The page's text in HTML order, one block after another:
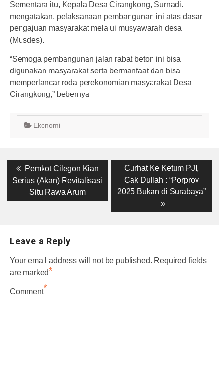
Sementara itu, Kepala Desa Cirangkong, Surnadi.
mengatakan, pelaksanaan pembangunan ini atas dasar
pengajuan masyarakat melalui musyawarah desa
(Musdes).
“Semoga pembangunan jalan rabat beton ini bisa
digunakan masyarakat serta bermanfaat dan bisa
memperlancar roda perekonomian masyarakat Desa
Cirangkong,” bebernya
Ekonomi
Post
navigation
Previous
post:
Pemkot Cilegon Kian
Serius (Akan) Revitalisasi
Situ Rawa Arum
Next
post:
Curhat Ke Ketum PJI,
Cak Dullah : “Porprov
2025 Bukan di Surabaya”
Leave a Reply
Your email address will not be published. Required fields
are marked*
Comment*